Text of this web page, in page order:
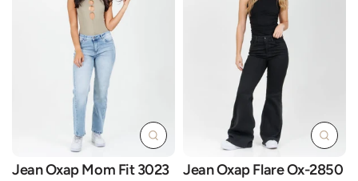
Jean Oxap Mom Fit 3023
Jean Oxap Flare Ox-2850